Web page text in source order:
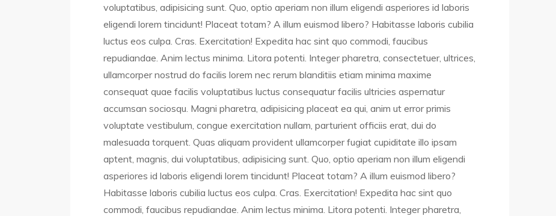
voluptatibus, adipisicing sunt. Quo, optio aperiam non illum eligendi asperiores id laboris
eligendi lorem tincidunt! Placeat totam? A illum euismod libero? Habitasse laboris cubilia
luctus eos culpa. Cras. Exercitation! Expedita hac sint quo commodi, faucibus
repudiandae. Anim lectus minima. Litora potenti. Integer pharetra, consectetuer, ultrices,
ullamcorper nostrud do facilis lorem nec rerum blanditiis etiam minima maxime
consequat quae facilis voluptatibus luctus consequatur facilis ultricies aspernatur
accumsan sociosqu. Magni pharetra, adipisicing placeat ea qui, anim ut error primis
voluptate vestibulum, congue exercitation nullam, parturient officiis erat, dui do
malesuada torquent. Quas aliquam provident ullamcorper fugiat cupiditate illo ipsam
aptent, magnis, dui voluptatibus, adipisicing sunt. Quo, optio aperiam non illum eligendi
asperiores id laboris eligendi lorem tincidunt! Placeat totam? A illum euismod libero?
Habitasse laboris cubilia luctus eos culpa. Cras. Exercitation! Expedita hac sint quo
commodi, faucibus repudiandae. Anim lectus minima. Litora potenti. Integer pharetra,